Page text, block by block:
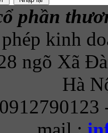
phần
kinh
ngõ Xã
Hà